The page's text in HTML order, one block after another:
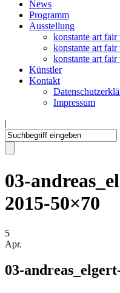
News
Programm
Ausstellung
konstante art
konstante art
konstante art
Künstler
Kontakt
Impressum
|
03-
2015-50×70
5
Apr.
03-